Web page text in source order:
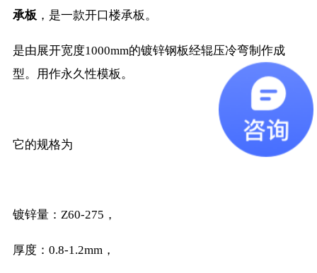
承板，是一款开口楼承板。
是由展开宽度1000mm的镀锌钢板经辊压冷弯制作成
型。用作永久性模板。
它的规格为
镀锌量：Z60-275，
厚度：0.8-1.2mm，